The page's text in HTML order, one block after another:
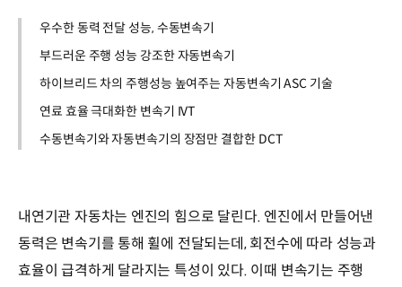
우수한 동력 전달 성능, 수동변속기
부드러운 주행 성능 강조한 자동변속기
하이브리드 차의 주행성능 높여주는 자동변속기 ASC 기술
연료 효율 극대화한 변속기 IVT
수동변속기와 자동변속기의 장점만 결합한 DCT
내연기관 자동차는 엔진의 힘으로 달린다. 엔진에서 만들어낸
동력은 변속기를 통해 휠에 전달되는데, 회전수에 따라 성능과
효율이 급격하게 달라지는 특성이 있다. 이때 변속기는 주행